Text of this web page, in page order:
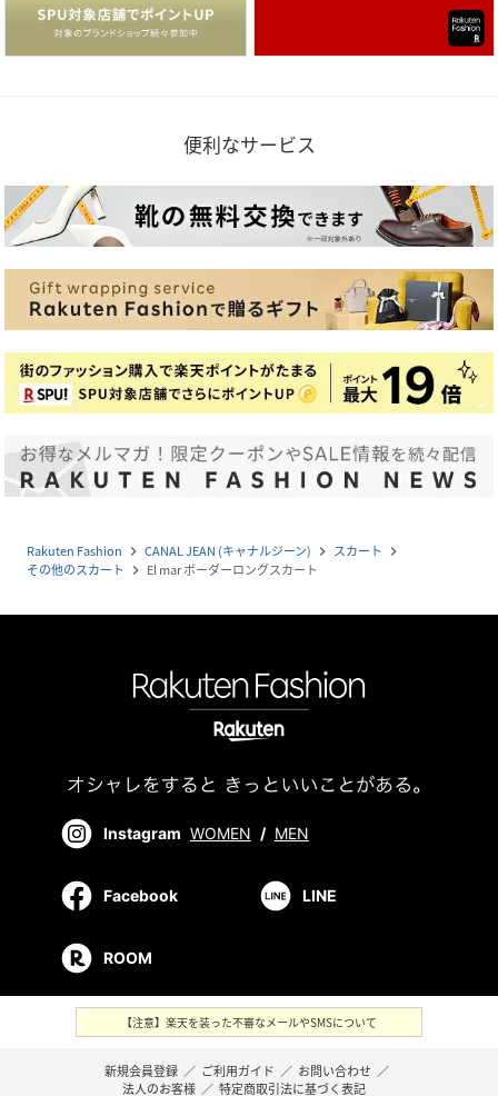
便利なサービス
Rakuten Fashion navigate_next CANAL JEAN (キャナルジーン) navigate_next スカート navigate_next
その他のスカート navigate_next El mar ボーダーロングスカート
Instagram WOMEN / MEN
Facebook LINE
ROOM
【注意】楽天を装った不審なメールやSMSについて
新規会員登録 ／ ご利用ガイド ／ お問い合わせ ／
法人のお客様 ／ 特定商取引法に基づく表記